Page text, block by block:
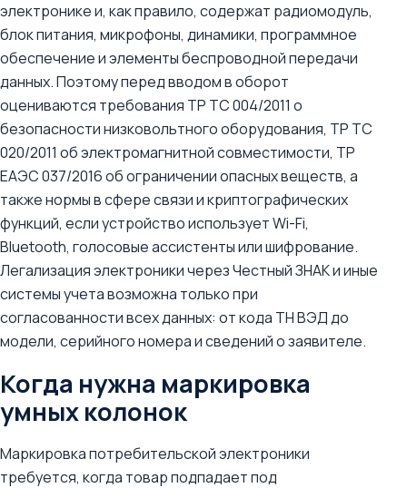
электронике и, как правило, содержат радиомодуль,
блок питания, микрофоны, динамики, программное
обеспечение и элементы беспроводной передачи
данных. Поэтому перед вводом в оборот
оцениваются требования ТР ТС 004/2011 о
безопасности низковольтного оборудования, ТР ТС
020/2011 об электромагнитной совместимости, ТР
ЕАЭС 037/2016 об ограничении опасных веществ, а
также нормы в сфере связи и криптографических
функций, если устройство использует Wi-Fi,
Bluetooth, голосовые ассистенты или шифрование.
Легализация электроники через Честный ЗНАК и иные
системы учета возможна только при
согласованности всех данных: от кода ТН ВЭД до
модели, серийного номера и сведений о заявителе.
Когда нужна маркировка
умных колонок
Маркировка потребительской электроники
требуется, когда товар подпадает под